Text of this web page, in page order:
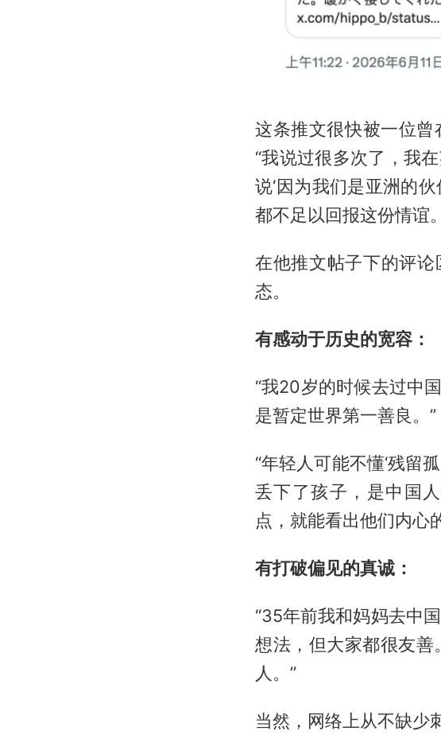
这条推文很快被一位曾
“我说过很多次了，我
说‘因为我们是亚洲的
都不足以回报这份情谊
在他推文帖子下的评
态。
有感动于历史的宽容：
“我20岁的时候去过中
是暂定世界第一善良。”
“年轻人可能不懂‘残留
丢下了孩子，是中国
点，就能看出他们内心
有打破偏见的真诚：
“35年前我和妈妈去中
想法，但大家都很友善
人。”
当然，网络上从不缺少